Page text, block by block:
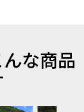
な商品